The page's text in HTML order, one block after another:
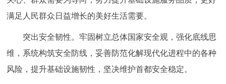
满足人民群众日益增长的美好生活需要。
突出安全韧性。牢固树立总体国家安全观，强化底线思
维，系统构筑安全防线，妥善防范化解现代化进程中的各种
风险，提升基础设施韧性，坚决维护首都安全稳定。